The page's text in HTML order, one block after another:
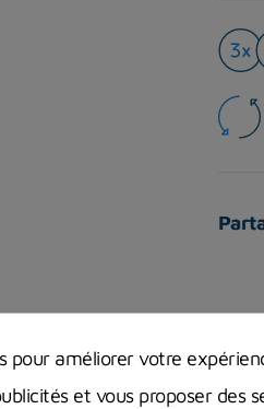
aimerez
pour améliorer votre
et vous proposer des